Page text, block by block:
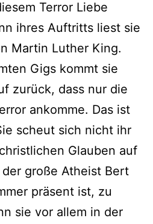
Terror Liebe
ihres Auftritts liest sie
Martin Luther King.
Gigs kommt sie
zurück, dass nur die
ankomme. Das ist
scheut sich nicht ihr
Glauben auf
große Atheist Bert
präsent ist, zu
sie vor allem in der